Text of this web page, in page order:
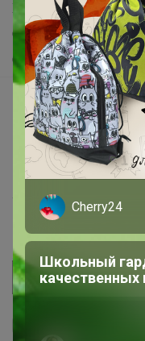
Хиты продаж
Самое желанное
Самое быстрое
Начать зарабатывать
Picabox.ru - Лучшее
Розыгрыш -
Пульс нашего
Укорачиватель ссылок
Cherry24
Школьный
качественных